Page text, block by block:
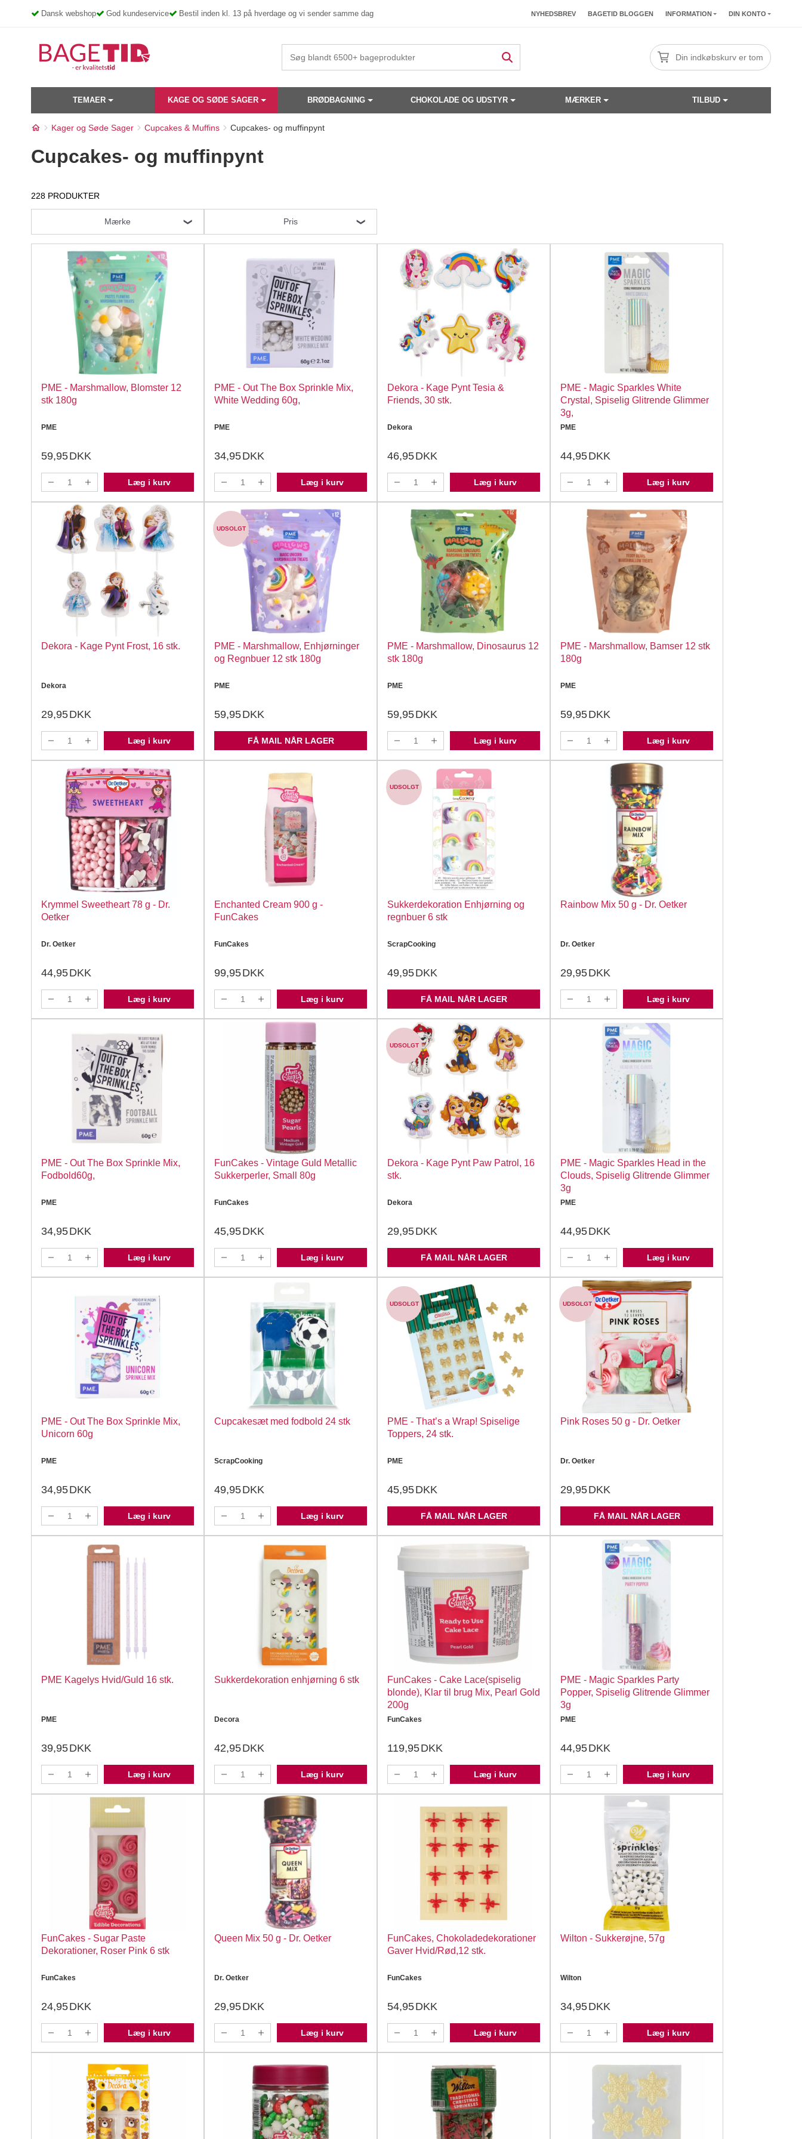
Dansk webshop God kundeservice Bestil inden kl. 13 på hverdage og vi sender samme dag NYHEDSBREV BAGETID BLOGGEN INFORMATION DIN KONTO
Din indkøbskurv er tom
TEMAER KAGE OG SØDE SAGER BRØDBAGNING CHOKOLADE OG UDSTYR MÆRKER TILBUD
Kager og Søde Sager Cupcakes & Muffins Cupcakes- og muffinpynt
Cupcakes- og muffinpynt
228 PRODUKTER
Mærke Pris
PME - Marshmallow, Blomster 12
stk 180g
PME
59,95DKK
Læg i kurv
PME - Out The Box Sprinkle Mix,
White Wedding 60g,
PME
34,95DKK
Læg i kurv
Dekora - Kage Pynt Tesia &
Friends, 30 stk.
Dekora
46,95DKK
Læg i kurv
PME - Magic Sparkles White
Crystal, Spiselig Glitrende Glimmer
3g,
PME
44,95DKK
Læg i kurv
Dekora - Kage Pynt Frost, 16 stk.
Dekora
29,95DKK
Læg i kurv
UDSOLGT
PME - Marshmallow, Enhjørninger
og Regnbuer 12 stk 180g
PME
59,95DKK
FÅ MAIL NÅR LAGER
PME - Marshmallow, Dinosaurus 12
stk 180g
PME
59,95DKK
Læg i kurv
PME - Marshmallow, Bamser 12 stk
180g
PME
59,95DKK
Læg i kurv
Krymmel Sweetheart 78 g - Dr.
Oetker
Dr. Oetker
44,95DKK
Læg i kurv
Enchanted Cream 900 g -
FunCakes
FunCakes
99,95DKK
Læg i kurv
UDSOLGT
Sukkerdekoration Enhjørning og
regnbuer 6 stk
ScrapCooking
49,95DKK
FÅ MAIL NÅR LAGER
Rainbow Mix 50 g - Dr. Oetker
Dr. Oetker
29,95DKK
Læg i kurv
PME - Out The Box Sprinkle Mix,
Fodbold60g,
PME
34,95DKK
Læg i kurv
FunCakes - Vintage Guld Metallic
Sukkerperler, Small 80g
FunCakes
45,95DKK
Læg i kurv
UDSOLGT
Dekora - Kage Pynt Paw Patrol, 16
stk.
Dekora
29,95DKK
FÅ MAIL NÅR LAGER
PME - Magic Sparkles Head in the
Clouds, Spiselig Glitrende Glimmer
3g
PME
44,95DKK
Læg i kurv
PME - Out The Box Sprinkle Mix,
Unicorn 60g
PME
34,95DKK
Læg i kurv
Cupcakesæt med fodbold 24 stk
ScrapCooking
49,95DKK
Læg i kurv
UDSOLGT
PME - That’s a Wrap! Spiselige
Toppers, 24 stk.
PME
45,95DKK
FÅ MAIL NÅR LAGER
UDSOLGT
Pink Roses 50 g - Dr. Oetker
Dr. Oetker
29,95DKK
FÅ MAIL NÅR LAGER
PME Kagelys Hvid/Guld 16 stk.
PME
39,95DKK
Læg i kurv
Sukkerdekoration enhjørning 6 stk
Decora
42,95DKK
Læg i kurv
FunCakes - Cake Lace(spiselig
blonde), Klar til brug Mix, Pearl Gold
200g
FunCakes
119,95DKK
Læg i kurv
PME - Magic Sparkles Party
Popper, Spiselig Glitrende Glimmer
3g
PME
44,95DKK
Læg i kurv
FunCakes - Sugar Paste
Dekorationer, Roser Pink 6 stk
FunCakes
24,95DKK
Læg i kurv
Queen Mix 50 g - Dr. Oetker
Dr. Oetker
29,95DKK
Læg i kurv
FunCakes, Chokoladedekorationer
Gaver Hvid/Rød,12 stk.
FunCakes
54,95DKK
Læg i kurv
Wilton - Sukkerøjne, 57g
Wilton
34,95DKK
Læg i kurv